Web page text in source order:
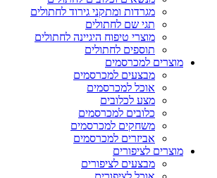
מגרדות ומתקני גירוד לחתולים
תגי שם לחתולים
מוצרי טיפוח היגיינה לחתולים
תוספים לחתולים
מוצרים למכרסמים
מבצעים למכרסמים
אוכל למכרסמים
מצע לכלובים
כלובים למכרסמים
משחקים למכרסמים
אביזרים למכרסמים
מוצרים לציפורים
מבצעים לציפורים